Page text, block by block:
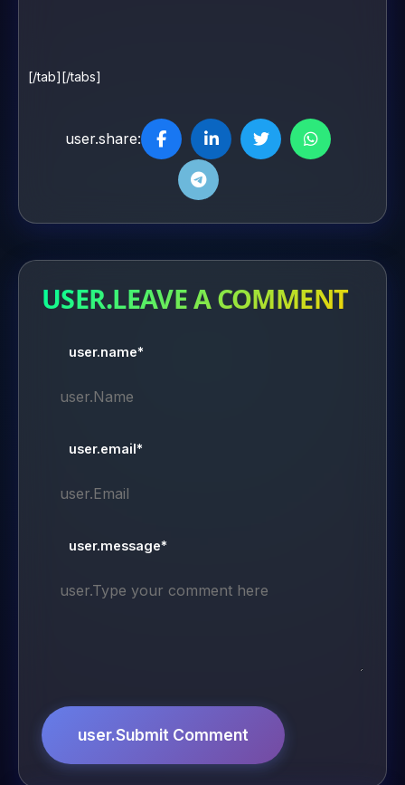
[/tab][/tabs]
user.share:
USER.LEAVE A COMMENT
user.name*
user.email*
user.message*
user.Submit Comment